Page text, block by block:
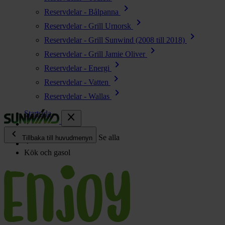
Reservdelar - Bålpanna chevron_right
Reservdelar - Grill Urnorsk chevron_right
Reservdelar - Grill Sunwind (2008 till 2018) chevron_right
Reservdelar - Grill Jamie Oliver chevron_right
Reservdelar - Energi chevron_right
Reservdelar - Vatten chevron_right
Reservdelar - Wallas
chevron_right
close
chevron_left
Tillbaka till huvudmenyn Se alla
chevron_right
Kök & Gasol chevron_right
Värme
Vatten chevron_right
Startsida
Kök och gasol